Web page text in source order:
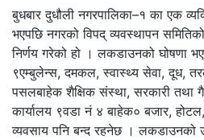
बुधबार दुधौली नगरपालिका–१ का एक
भएपछि नगरको विपद् व्यवस्थापन
निर्णय गरेको हो । लकडाउनको घोषणा
९एम्बुलेन्स, दमकल, स्वास्थ्य सेवा, दूध,
पसलबाहेक शैक्षिक संस्था, सरकारी तथा
कार्यालय ९वडा नं ४ बाहेक० बजार,
व्यवसाय पनि बन्द रहनेछ । लकडाउनको